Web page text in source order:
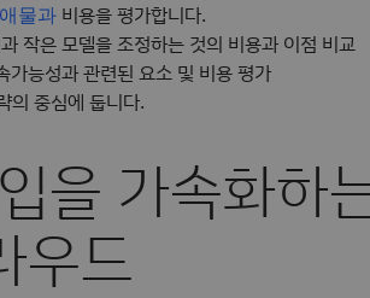
물과 비용을 평가합니다.
작은 모델을 조정하는 것의 비용과 이점 비교
가능성과 관련된 요소 및 비용 평가
의 중심에 둡니다.
을 가속화하
우드